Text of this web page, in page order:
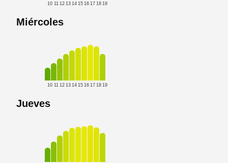
10 11 12 13 14 15 16 17 18 19
Miércoles
10 11 12 13 14 15 16 17 18 19
Jueves